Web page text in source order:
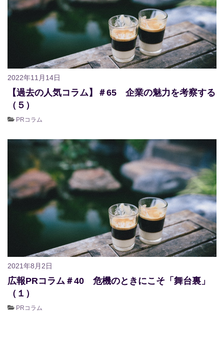
2022年11月14日
【過去の人気コラム】＃65 企業の魅力を考察する
（５）
PRコラム
2021年8月2日
広報PRコラム＃40 危機のときにこそ「舞台裏」
（１）
PRコラム